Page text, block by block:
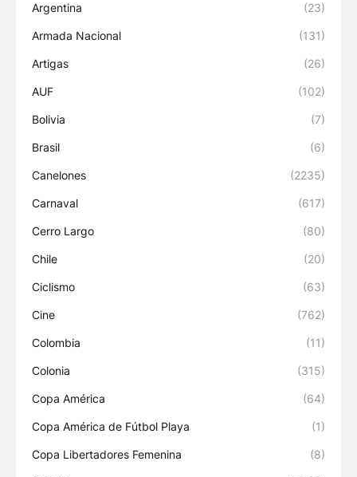
Argentina (23)
Armada Nacional (131)
Artigas (26)
AUF (102)
Bolivia (7)
Brasil (6)
Canelones (2235)
Carnaval (617)
Cerro Largo (80)
Chile (20)
Ciclismo (63)
Cine (762)
Colombia (11)
Colonia (315)
Copa América (64)
Copa América de Fútbol Playa (1)
Copa Libertadores Femenina (8)